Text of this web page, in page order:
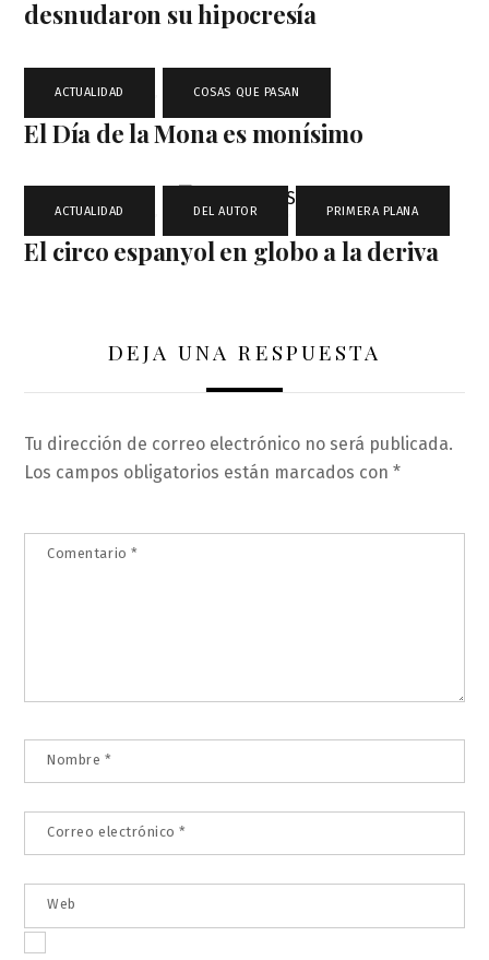
desnudaron su hipocresía
ACTUALIDAD COSAS QUE PASAN
El Día de la Mona es monísimo
ACTUALIDAD DEL AUTOR PRIMERA PLANA
El circo espanyol en globo a la deriva
DEJA UNA RESPUESTA
Tu dirección de correo electrónico no será publicada.
Los campos obligatorios están marcados con*
Comentario*
Nombre *
Correo electrónico*
Web